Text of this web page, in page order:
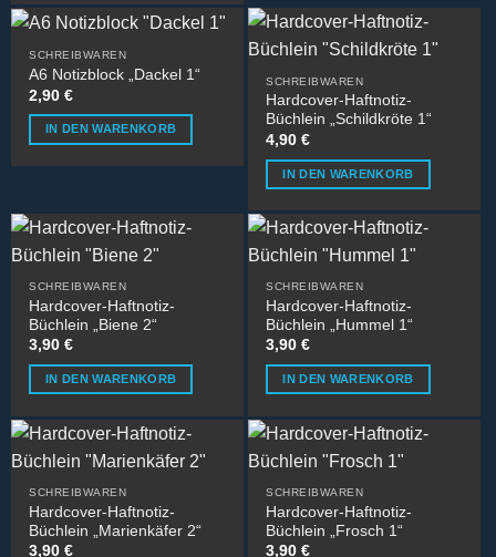
SCHREIBWAREN
A6 Notizblock „Dackel 1“
2,90€
IN DEN WARENKORB
SCHREIBWAREN
Hardcover-Haftnotiz-
Büchlein „Schildkröte 1“
4,90€
IN DEN WARENKORB
SCHREIBWAREN
Hardcover-Haftnotiz-
Büchlein „Biene 2“
3,90€
IN DEN WARENKORB
SCHREIBWAREN
Hardcover-Haftnotiz-
Büchlein „Hummel 1“
3,90€
IN DEN WARENKORB
SCHREIBWAREN
Hardcover-Haftnotiz-
Büchlein „Marienkäfer 2“
3,90€
SCHREIBWAREN
Hardcover-Haftnotiz-
Büchlein „Frosch 1“
3,90€